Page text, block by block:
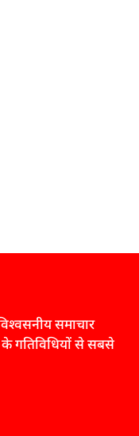
समाचार
के गतिविधियों से सबसे